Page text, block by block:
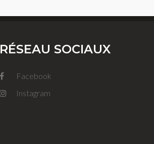
RÉSEAU SOCIAUX
Facebook
Instagram